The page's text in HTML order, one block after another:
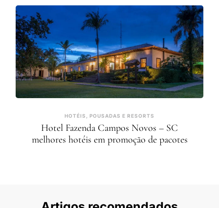
HOTÉIS, POUSADAS E RESORTS
Hotel Fazenda Campos Novos – SC
melhores hotéis em promoção de pacotes